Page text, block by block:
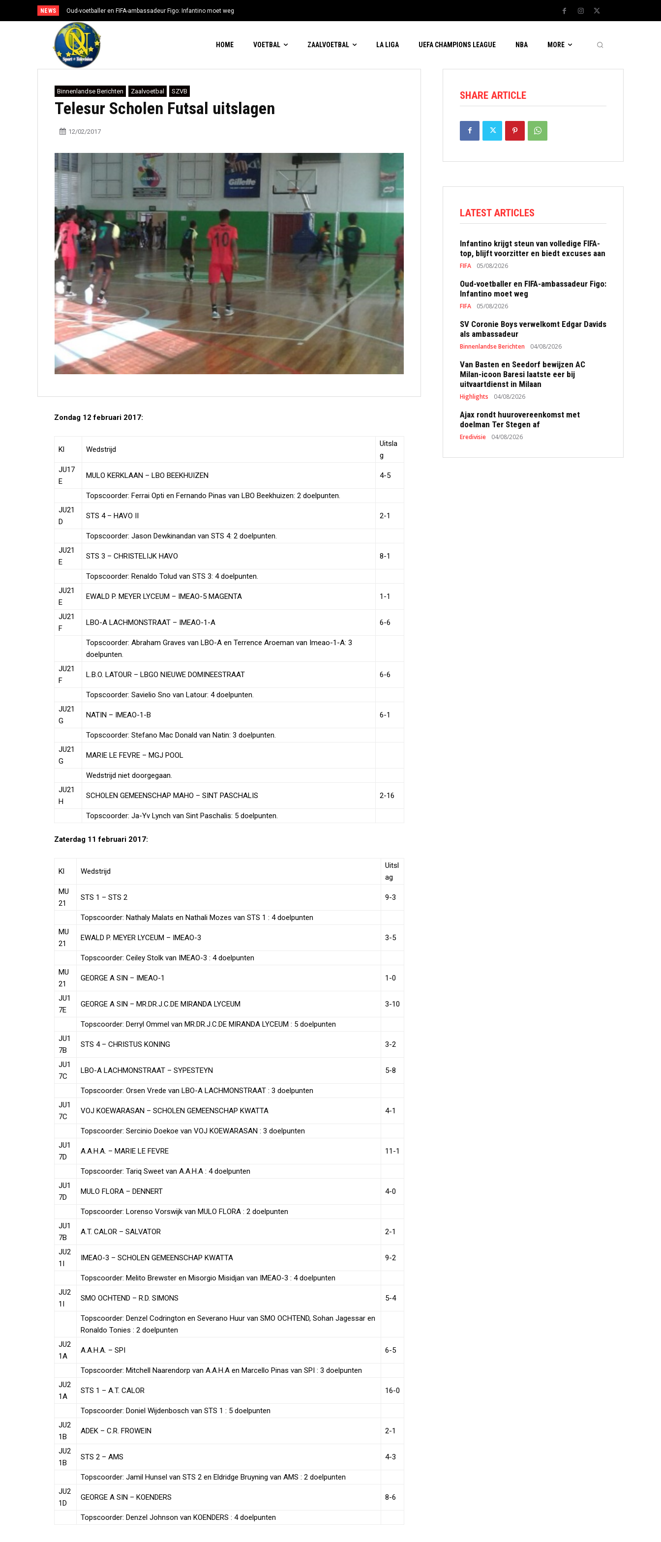
NEWS Oud-voetballer en FIFA-ambassadeur Figo: Infantino moet weg
HOME VOETBAL ZAALVOETBAL LA LIGA UEFA CHAMPIONS LEAGUE NBA MORE
Binnenlandse Berichten Zaalvoetbal SZVB
Telesur Scholen Futsal uitslagen
12/02/2017
Zondag 12 februari 2017:
Kl Wedstrijd
Uitsla
g
JU17
E
MULO KERKLAAN – LBO BEEKHUIZEN 4-5
Topscoorder: Ferrai Opti en Fernando Pinas van LBO Beekhuizen: 2 doelpunten.
JU21
D
STS 4 – HAVO II 2-1
Topscoorder: Jason Dewkinandan van STS 4: 2 doelpunten.
JU21
E
STS 3 – CHRISTELIJK HAVO 8-1
Topscoorder: Renaldo Tolud van STS 3: 4 doelpunten.
JU21
E
EWALD P. MEYER LYCEUM – IMEAO-5 MAGENTA 1-1
JU21
F
LBO-A LACHMONSTRAAT – IMEAO-1-A 6-6
Topscoorder: Abraham Graves van LBO-A en Terrence Aroeman van Imeao-1-A: 3
doelpunten.
JU21
F
L.B.O. LATOUR – LBGO NIEUWE DOMINEESTRAAT 6-6
Topscoorder: Savielio Sno van Latour: 4 doelpunten.
JU21
G
NATIN – IMEAO-1-B 6-1
Topscoorder: Stefano Mac Donald van Natin: 3 doelpunten.
JU21
G
MARIE LE FEVRE – MGJ POOL
Wedstrijd niet doorgegaan.
JU21
H
SCHOLEN GEMEENSCHAP MAHO – SINT PASCHALIS 2-16
Topscoorder: Ja-Yv Lynch van Sint Paschalis: 5 doelpunten.
Zaterdag 11 februari 2017:
Kl Wedstrijd
Uitsl
ag
MU
21
STS 1 – STS 2 9-3
Topscoorder: Nathaly Malats en Nathali Mozes van STS 1 : 4 doelpunten
MU
21
EWALD P. MEYER LYCEUM – IMEAO-3 3-5
Topscoorder: Ceiley Stolk van IMEAO-3 : 4 doelpunten
MU
21
GEORGE A SIN – IMEAO-1 1-0
JU1
7E
GEORGE A SIN – MR.DR.J.C.DE MIRANDA LYCEUM 3-10
Topscoorder: Derryl Ommel van MR.DR.J.C.DE MIRANDA LYCEUM : 5 doelpunten
JU1
7B
STS 4 – CHRISTUS KONING 3-2
JU1
7C
LBO-A LACHMONSTRAAT – SYPESTEYN 5-8
Topscoorder: Orsen Vrede van LBO-A LACHMONSTRAAT : 3 doelpunten
JU1
7C
VOJ KOEWARASAN – SCHOLEN GEMEENSCHAP KWATTA 4-1
Topscoorder: Sercinio Doekoe van VOJ KOEWARASAN : 3 doelpunten
JU1
7D
A.A.H.A. – MARIE LE FEVRE 11-1
Topscoorder: Tariq Sweet van A.A.H.A : 4 doelpunten
JU1
7D
MULO FLORA – DENNERT 4-0
Topscoorder: Lorenso Vorswijk van MULO FLORA : 2 doelpunten
JU1
7B
A.T. CALOR – SALVATOR 2-1
JU2
1I
IMEAO-3 – SCHOLEN GEMEENSCHAP KWATTA 9-2
Topscoorder: Melito Brewster en Misorgio Misidjan van IMEAO-3 : 4 doelpunten
JU2
1I
SMO OCHTEND – R.D. SIMONS 5-4
Topscoorder: Denzel Codrington en Severano Huur van SMO OCHTEND, Sohan Jagessar en
Ronaldo Tonies : 2 doelpunten
JU2
1A
A.A.H.A. – SPI 6-5
Topscoorder: Mitchell Naarendorp van A.A.H.A en Marcello Pinas van SPI : 3 doelpunten
JU2
1A
STS 1 – A.T. CALOR 16-0
Topscoorder: Doniel Wijdenbosch van STS 1 : 5 doelpunten
JU2
1B
ADEK – C.R. FROWEIN 2-1
JU2
1B
STS 2 – AMS 4-3
Topscoorder: Jamil Hunsel van STS 2 en Eldridge Bruyning van AMS : 2 doelpunten
JU2
1D
GEORGE A SIN – KOENDERS 8-6
Topscoorder: Denzel Johnson van KOENDERS : 4 doelpunten
SHARE ARTICLE
LATEST ARTICLES
Infantino krijgt steun van volledige FIFA-
top, blijft voorzitter en biedt excuses aan
FIFA 05/08/2026
Oud-voetballer en FIFA-ambassadeur Figo:
Infantino moet weg
FIFA 05/08/2026
SV Coronie Boys verwelkomt Edgar Davids
als ambassadeur
Binnenlandse Berichten 04/08/2026
Van Basten en Seedorf bewijzen AC
Milan-icoon Baresi laatste eer bij
uitvaartdienst in Milaan
Highlights 04/08/2026
Ajax rondt huurovereenkomst met
doelman Ter Stegen af
Eredivisie 04/08/2026